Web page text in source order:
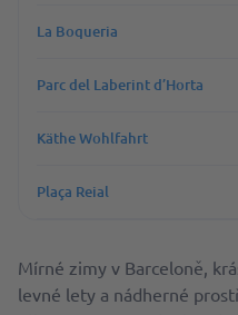
La Boqueria
Parc del Laberint d’Horta
Käthe Wohlfahrt
Plaça Reial
Mírné zimy v Barceloně,
levné lety a nádherné